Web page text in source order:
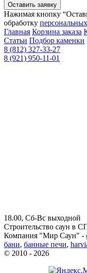
Оставить заявку
Нажимая кнопку
обработку
Главная Корзина заказа
Статьи Подбор каменки
8 (812) 327-33-27
8 (921) 950-11-01
18.00, Сб-Вс выходной
Строительство саун в
Компания "Мир Саун" -
бани, банные печи,
© 2010 - 2026